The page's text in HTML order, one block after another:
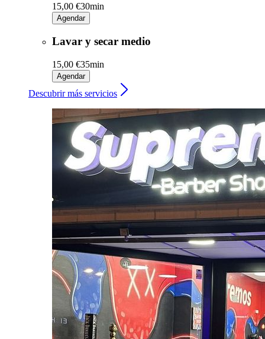
15,00 €30min
Agendar
Lavar y secar medio
15,00 €35min
Agendar
Descubrir más servicios